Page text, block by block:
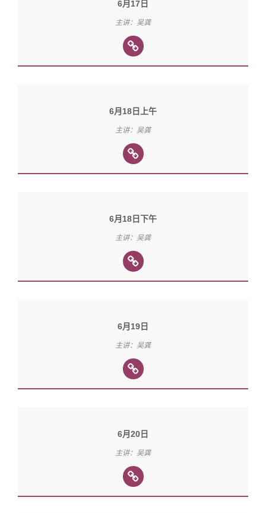
6月17日
主讲：吴龚
6月18日上午
主讲：吴龚
6月18日下午
主讲：吴龚
6月19日
主讲：吴龚
6月20日
主讲：吴龚